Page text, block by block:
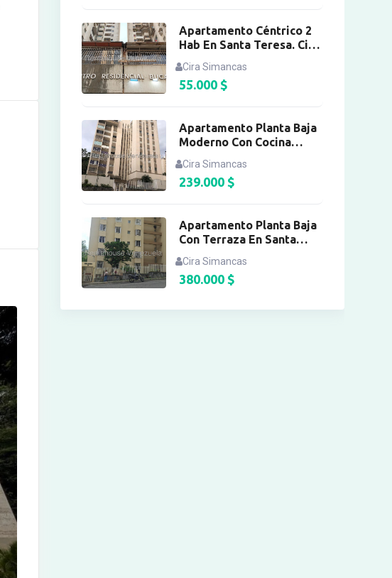
Apartamento Céntrico 2
Hab En Santa Teresa. Cira
Cira Simancas
55.000 $
Apartamento Planta Baja
Moderno Con Cocina
Cira Simancas
239.000 $
Apartamento Planta Baja
Con Terraza En Santa
Cira Simancas
380.000 $